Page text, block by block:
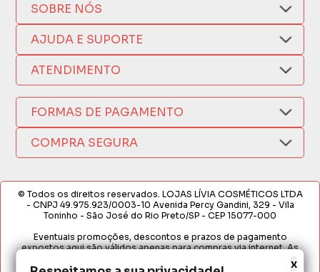
x
SOBRE NÓS
Quem Somos
Compra Segura
Como Comprar
Nossas Lojas
Política de Privacidade
AJUDA E SUPORTE
Nosso Aplicativo
Trocas e Devoluções
Formas de Pagamento
Fretes e Entregas
Fabricantes
Termos de Compra e Venda
ATENDIMENTO
(17) 3209-9595
sacweb@lojaslivia.com.br
FORMAS DE PAGAMENTO
COMPRA SEGURA
© Todos os direitos reservados. LOJAS LÍVIA COSMÉTICOS LTDA
- CNPJ 49.975.923/0003-10 Avenida Percy Gandini, 329 - Vila
Toninho - São José do Rio Preto/SP - CEP 15077-000
Eventuais promoções, descontos e prazos de pagamento
expostos aqui são válidos apenas para compras via internet. As
Loja. É proibida a utilização total ou parcial sem nossa autorização.